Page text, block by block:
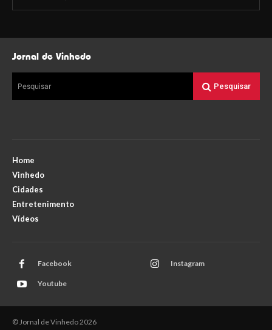
Jornal de Vinhedo
Pesquisar Pesquisar
Home
Vinhedo
Cidades
Entretenimento
Vídeos
Facebook Instagram
Youtube
© Jornal de Vinhedo 2026